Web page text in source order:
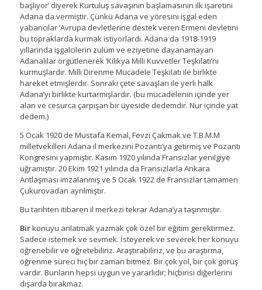
başlıyor’ diyerek Kurtuluş savaşının başlamasının ilk işaretini
Adana da vermiştir. Çünkü Adana ve yöresini işgal eden
yabancılar ‘Avrupa devletlerine destek veren Ermeni devletini
bu topraklarda kurmak istiyorlardı. Adana da 1918-1919
yıllarında işgalcilerin zulüm ve eziyetine dayanamayan
Adanalılar örgütlenerek ‘Kilikya Milli Kuvvetler Teşkilatı’nı
kurmuşlardır. Milli Direnme Mücadele Teşkilatı ile birlikte
hareket etmişlerdir. Sonraki çete savaşları ile yerli halk
Adana’yı birlikte kurtarmışlardır. (bu mücadelenin içinde yer
alan ve cesurca çarpışan bir üyeside dedemdir. Nur içinde yat
dedem.)
5 Ocak 1920 de Mustafa Kemal, Fevzi Çakmak ve T.B.M.M
milletvekilleri Adana il merkezini Pozantı’ya getirmiş ve Pozantı
Kongresini yapmıştır. Kasım 1920 yılında Fransızlar yenilgiye
uğramıştır. 20 Ekim 1921 yılında da Fransızlarla Ankara
Antlaşması imzalanmış ve 5 Ocak 1922 de Fransızlar tamamen
Çukurovadan ayrılmıştır.
Bu tarihten itibaren il merkezi tekrar Adana’ya taşınmıştır.
Birkonuyu anlatmak yazmak çok özel bir eğitim gerektirmez.
Sadece istemek ve sevmek. İsteyerek ve severek her konuyu
öğrenebilir ve öğretebiliriz. Araştırabiliriz, ve bu araştırma,
öğrenme süreci hiç bir zaman bitmez. Bir çok yol, bir çok görüş
vardır. Bunların hepsi uygun ve yararlıdır; hiçbirisi diğerlerini
dışarda bırakmaz.